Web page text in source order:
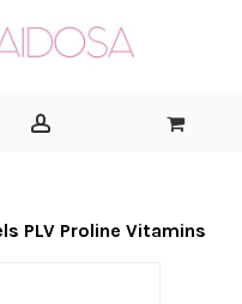
PLV Proline Vitamins